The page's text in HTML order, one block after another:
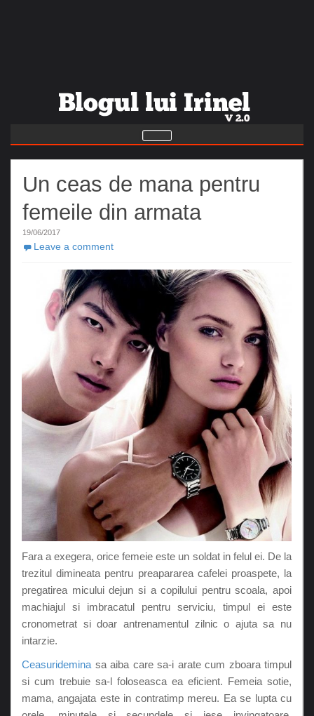
Un ceas de mana pentru
femeile din armata
19/06/2017
Leave a comment
Fara a exegera, orice femeie este un soldat in felul ei. De la
trezitul dimineata pentru preapararea cafelei proaspete, la
pregatirea micului dejun si a copilului pentru scoala, apoi
machiajul si imbracatul pentru serviciu, timpul ei este
cronometrat si doar antrenamentul zilnic o ajuta sa nu
intarzie.
Ceasuridemina sa aiba care sa-i arate cum zboara timpul
si cum trebuie sa-l foloseasca ea eficient. Femeia sotie,
mama, angajata este in contratimp mereu. Ea se lupta cu